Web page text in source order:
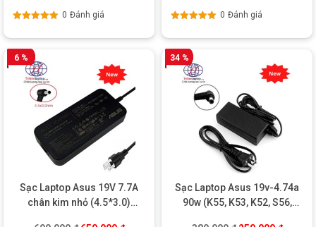
0 Đánh giá 0 Đánh giá
6 %
Sạc Laptop Asus 19V 7.7A
chân kim nhỏ (4.5*3.0)
34 %
Sạc Laptop Asus 19v-4.74a
90w (K55, K53, K52, S56,